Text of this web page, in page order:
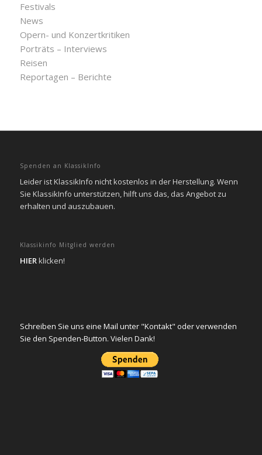
Festivals
News
Opern- und Konzertkritiken
Porträts – Interviews
Reisen
Reportagen – Berichte
Spenden an KlassikInfo
Leider ist KlassikInfo nicht kostenlos in der Herstellung. Wenn
Sie KlassikInfo unterstützen, hilft uns das, das Angebot zu
erhalten und auszubauen.
Klassikinfo Mitglied werden
HIERklicken!
Schreiben Sie uns eine Mail unter "Kontakt" oder verwenden
Sie den Spenden-Button. Vielen Dank!